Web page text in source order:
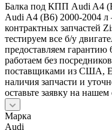
Балка под КПП Audi A4
Audi A4 (B6) 2000-2004 л
контрактных запчастей
тестируем все б/у
предоставляем
работаем без
поставщиками из США,
наличия запчасти и
оставьте заявку на
Марка
Audi